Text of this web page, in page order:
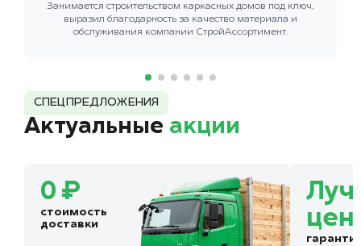
Занимается строительством каркасных домов под ключ,
выразил благодарность за качество материала и
обслуживания компании СтройАссортимент.
СПЕЦПРЕДЛОЖЕНИЯ
Актуальные акции
0 ₽
стоимость
доставки